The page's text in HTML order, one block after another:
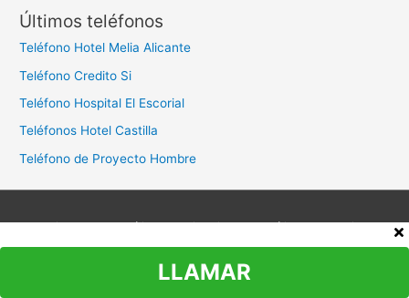
Últimos teléfonos
Teléfono Hotel Melia Alicante
Teléfono Credito Si
Teléfono Hospital El Escorial
Teléfonos Hotel Castilla
Teléfono de Proyecto Hombre
Aviso legal Política de privacidad
Política de cookies
Contacto
Copyright © 2026Teléfono Atención al Cliente
LLAMAR